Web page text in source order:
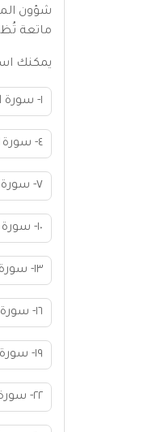
شؤون
ماتعة
يمكنك
١- سورة الفاتحة
٤- سورة النساء
٧- سورة الأعراف
١٠- سورة يونس
١٣- سورة الرعد
١٦- سورة النحل
١٩- سورة مريم
٢٢- سورة الحج